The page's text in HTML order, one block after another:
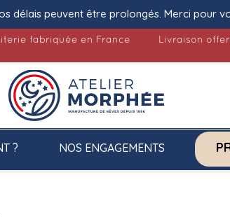
délais peuvent être prolongés. Merci pour
fabriquée en France Livraison
? NOS ENGAGEMENTS